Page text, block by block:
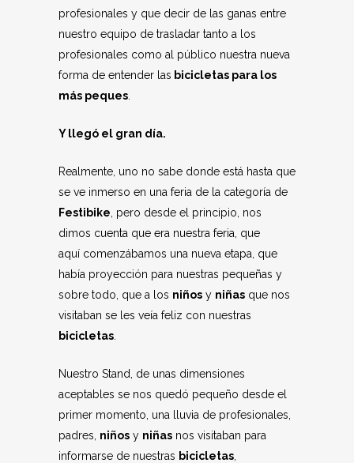
profesionales y que decir de las ganas entre
nuestro equipo de trasladar tanto a los
profesionales como al público nuestra nueva
forma de entender las bicicletas para los
más peques
Y llegó el gran día.
Realmente, uno no sabe donde está hasta que
se ve inmerso en una feria de la categoría de
Festibike , pero desde el principio, nos
dimos cuenta que era nuestra feria, que
aquí comenzábamos una nueva etapa, que
había proyección para nuestras pequeñas y
sobre todo, que a los niños y niñas que nos
visitaban se les veía feliz con nuestras
bicicletas
Nuestro Stand, de unas dimensiones
aceptables se nos quedó pequeño desde el
primer momento, una lluvia de profesionales,
padres, niños y niñas nos visitaban para
informarse de nuestras bicicletas